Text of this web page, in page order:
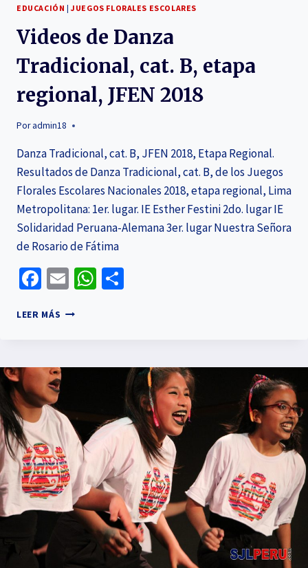
EDUCACIÓN |JUEGOS FLORALES ESCOLARES
Videos de Danza
Tradicional, cat. B, etapa
regional, JFEN 2018
Poradmin18
Danza Tradicional, cat. B, JFEN 2018, Etapa Regional.
Resultados de Danza Tradicional, cat. B, de los Juegos
Florales Escolares Nacionales 2018, etapa regional, Lima
Metropolitana: 1er. lugar. IE Esther Festini 2do. lugar IE
Solidaridad Peruana-Alemana 3er. lugar Nuestra Señora
de Rosario de Fátima
Facebook
EmailWhatsApp
LEER MÁS